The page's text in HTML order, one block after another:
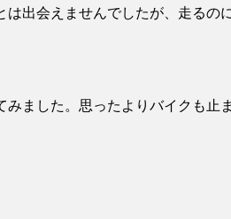
出会えませんでしたが、走るの
ました。思ったよりバイクも